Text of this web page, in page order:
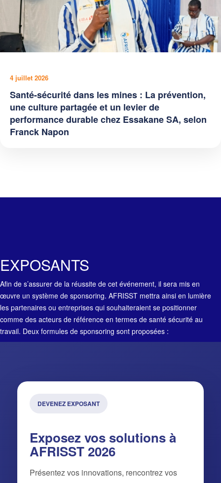
4 juillet 2026
Santé-sécurité dans les mines : La prévention,
une culture partagée et un levier de
performance durable chez Essakane SA, selon
Franck Napon
EXPOSANTS
Afin de s’assurer de la réussite de cet événement, il sera mis en
œuvre un système de sponsoring. AFRISST mettra ainsi en lumière
les partenaires ou entreprises qui souhaiteraient se positionner
comme des acteurs de référence en termes de santé sécurité au
travail. Deux formules de sponsoring sont proposées :
DEVENEZ EXPOSANT
Exposez vos solutions à
AFRISST 2026
Présentez vos innovations, rencontrez vos